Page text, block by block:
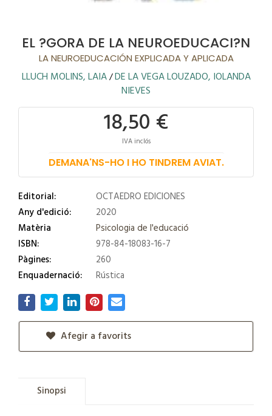
EL ?GORA DE LA NEUROEDUCACI?N
LA NEUROEDUCACIÓN EXPLICADA Y APLICADA
LLUCH MOLINS, LAIA/DE LA VEGA LOUZADO, IOLANDA
NIEVES
18,50 €
IVA inclós
DEMANA'NS-HO I HO TINDREM AVIAT.
Editorial:
OCTAEDRO EDICIONES
Any d'edició:
2020
Matèria
Psicologia de l'educació
ISBN:
978-84-18083-16-7
Pàgines:
260
Enquadernació:
Rústica
Afegir a favorits
Sinopsi